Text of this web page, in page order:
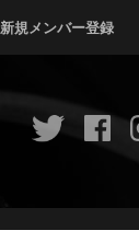
新規メンバー登録